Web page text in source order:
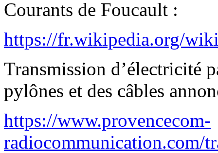
Courants de Foucault :
https://fr.wikipedia.org/
Transmission d’électricité
pylônes et des câbles
https://www.provencecom-
radiocommunication.com/